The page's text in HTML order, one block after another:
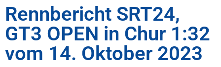
Rennbericht SRT24,
GT3 OPEN in Chur 1:32
vom 14. Oktober 2023